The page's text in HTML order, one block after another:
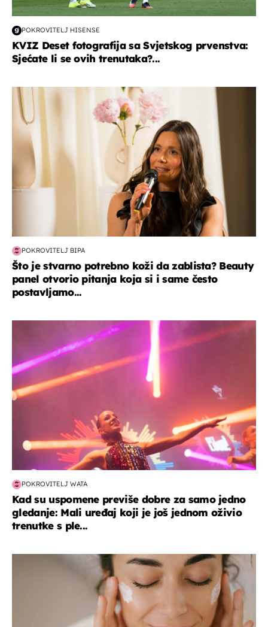
POKROVITELJ HISENSE
KVIZ Deset fotografija sa Svjetskog prvenstva:
Sjećate li se ovih trenutaka?...
moda & ljepota
POKROVITELJ BIPA
Što je stvarno potrebno koži da zablista? Beauty
panel otvorio pitanja koja si i same često
postavljamo...
POKROVITELJ WATA
Kad su uspomene previše dobre za samo jedno
gledanje: Mali uređaj koji je još jednom oživio
trenutke s ple...
moda & ljepota